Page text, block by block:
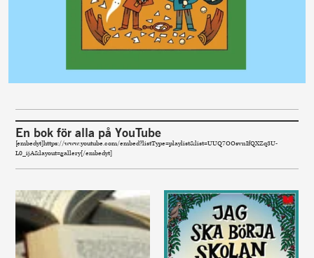
En bok för alla på YouTube
[embedyt]https://www.youtube.com/embed?listType=playlist&list=UUQ7OOsvnIfQXZq3U-
L0_ijA&layout=gallery[/embedyt]